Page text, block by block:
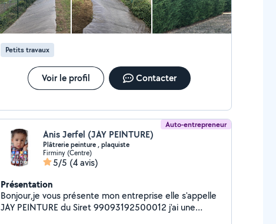
Petits travaux
Voir le profil Contacter
Auto-entrepreneur
Anis Jerfel (JAY PEINTURE)
Plâtrerie peinture , plaquiste
Firminy (Centre)
5/5 (4 avis)
Présentation
Bonjour,je vous présente mon entreprise elle s'appelle
JAY PEINTURE du Siret 99093192500012 j'ai une